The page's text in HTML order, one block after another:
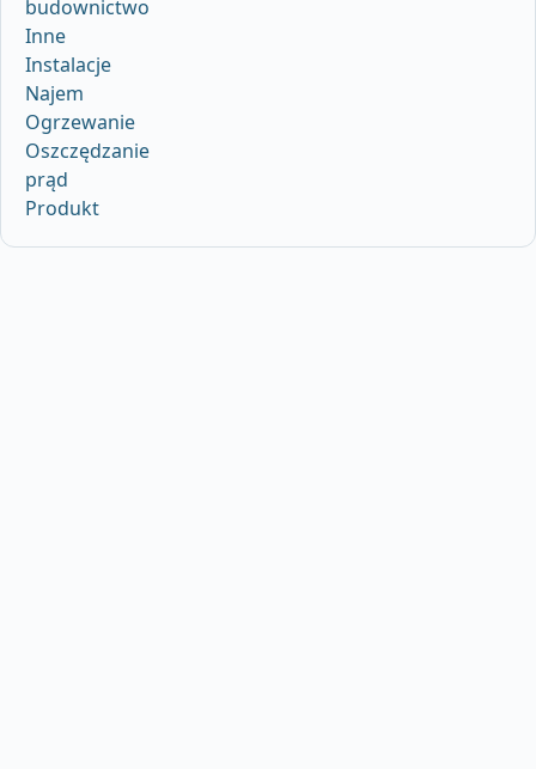
budownictwo
Inne
Instalacje
Najem
Ogrzewanie
Oszczędzanie
prąd
Produkt